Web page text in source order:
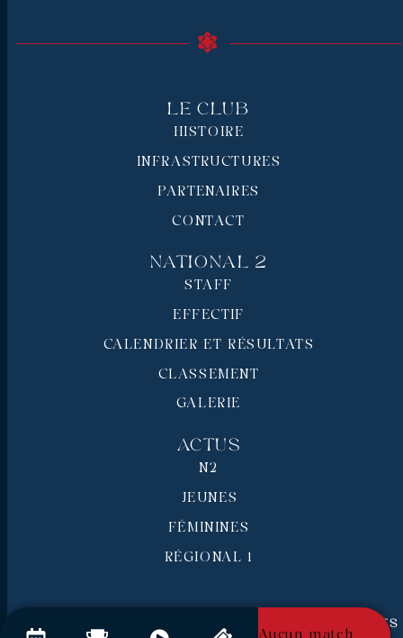
Le Club
HISTOIRE
INFRASTRUCTURES
PARTENAIRES
CONTACT
National 2
STAFF
EFFECTIF
CALENDRIER ET RÉSULTATS
CLASSEMENT
GALERIE
Actus
N2
JEUNES
FÉMININES
RÉGIONAL 1
RC Pays de Grasse © 2026 - Tous droits réservés
Mentions légales